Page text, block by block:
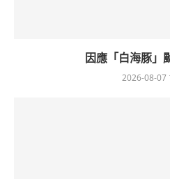
因應「白海豚
2026-08-07